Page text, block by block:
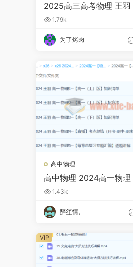
2025高三高考物理 王羽
二轮暑假秋季寒假春季
1.79k
为了烤肉
高中物理
高中物理 2024高一物理
1.43k
醉笙情、
VIP